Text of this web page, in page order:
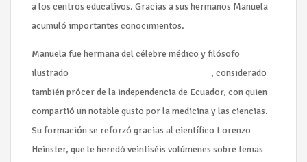
a los centros educativos. Gracias a sus hermanos Manuela
acumuló importantes conocimientos.
Manuela fue hermana del célebre médico y filósofo
ilustrado
, considerado
también prócer de la independencia de Ecuador, con quien
compartió un notable gusto por la medicina y las ciencias.
Su formación se reforzó gracias al científico Lorenzo
Heinster, que le heredó veintiséis volúmenes sobre temas